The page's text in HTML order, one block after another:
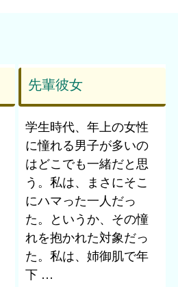
先輩彼女
学生時代、年上の女性
に憧れる男子が多いの
はどこでも一緒だと思
う。私は、まさにそこ
にハマった一人だっ
た。というか、その憧
れを抱かれた対象だっ
た。私は、姉御肌で年
下 …